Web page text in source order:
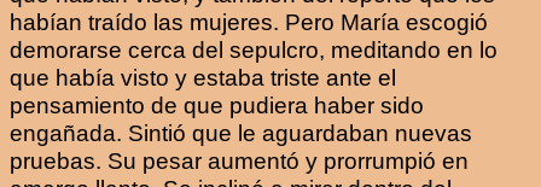
habían traído las mujeres. Pero María escogió
demorarse cerca del sepulcro, meditando en lo
que había visto y estaba triste ante el
pensamiento de que pudiera haber sido
engañada. Sintió que le aguardaban nuevas
pruebas. Su pesar aumentó y prorrumpió en